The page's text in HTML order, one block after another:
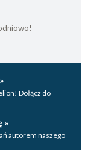
Dołącz do
»
autorem naszego